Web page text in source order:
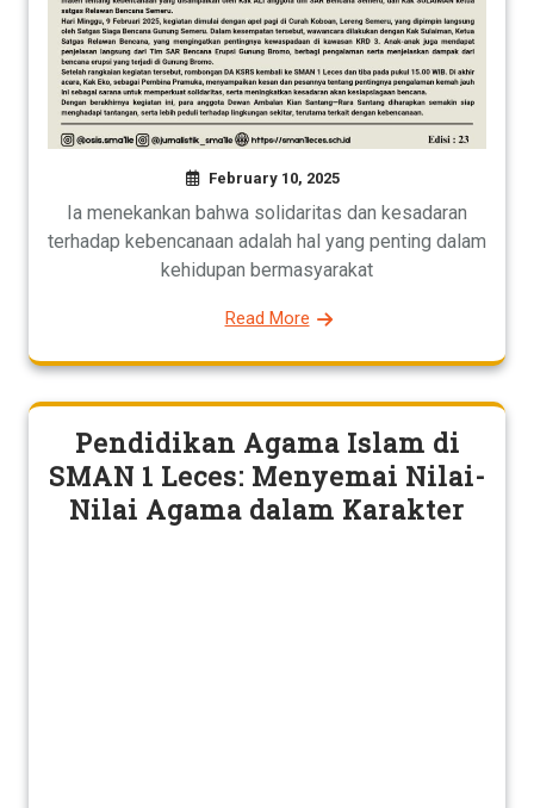
February 10, 2025
Ia menekankan bahwa solidaritas dan kesadaran
terhadap kebencanaan adalah hal yang penting dalam
kehidupan bermasyarakat
Read More
Pendidikan Agama Islam di
SMAN 1 Leces: Menyemai Nilai-
Nilai Agama dalam Karakter